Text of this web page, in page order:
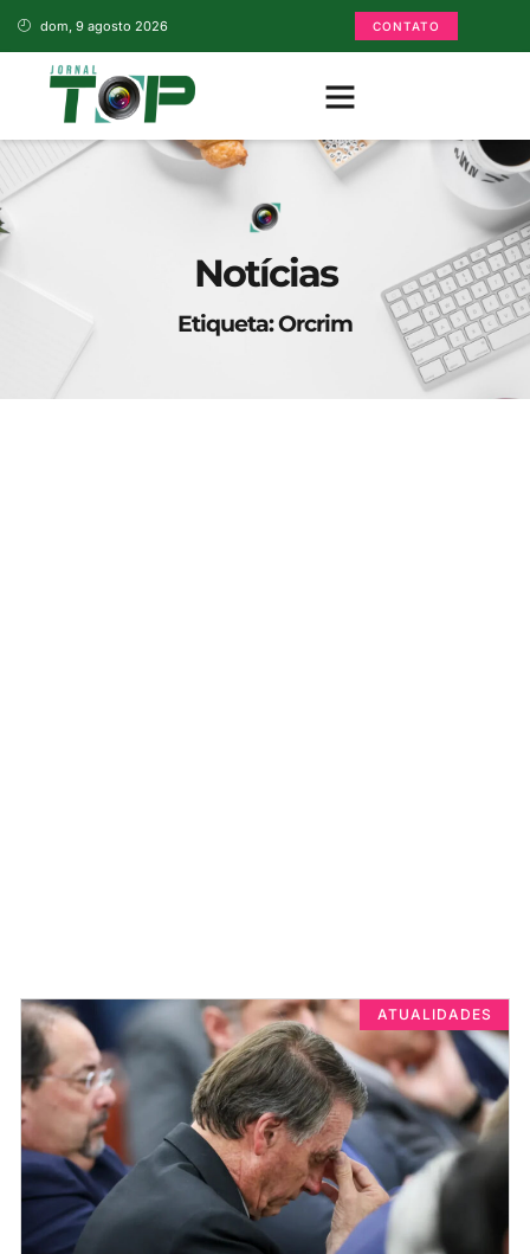
dom, 9 agosto 2026 CONTATO
Notícias
Etiqueta: Orcrim
ATUALIDADES